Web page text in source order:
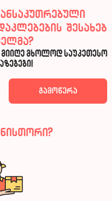
შესახებ
მხოლოდ საუკეთესო